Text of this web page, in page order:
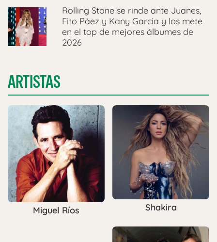
Rolling Stone se rinde ante Juanes,
Fito Páez y Kany Garcia y los mete
en el top de mejores álbumes de
2026
ARTISTAS
Miguel Ríos Shakira